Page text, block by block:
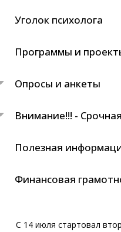
Уголок психолога
Программы и
Опросы и анкеты
Внимание!!! -
Полезная
Финансовая
С 14 июля стартовал